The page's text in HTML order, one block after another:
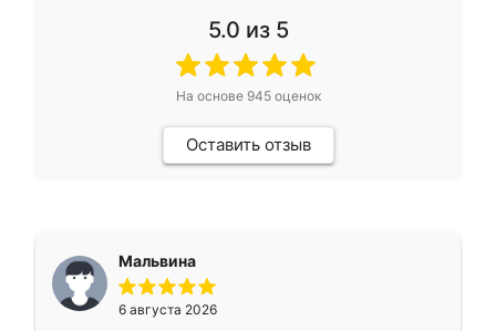
5.0 из 5
На основе 945оценок
Оставить отзыв
Мальвина
6 августа 2026